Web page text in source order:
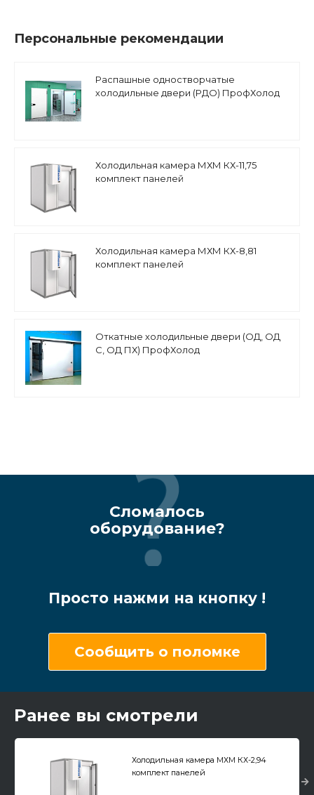
Персональные рекомендации
Распашные одностворчатые
холодильные двери (РДО) ПрофХолод
Холодильная камера МХМ КХ-11,75
комплект панелей
Холодильная камера МХМ КХ-8,81
комплект панелей
Откатные холодильные двери (ОД, ОД
С, ОД ПХ) ПрофХолод
Сломалось
оборудование?
Просто нажми на кнопку !
Сообщить о поломке
Ранее вы смотрели
Холодильная камера МХМ КХ-2,94
комплект панелей